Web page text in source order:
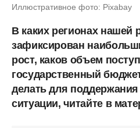
Иллюстративное фото: Pixabay
В каких регионах нашей
зафиксирован
рост, каков объем
государственный
делать для
ситуации, читайте в